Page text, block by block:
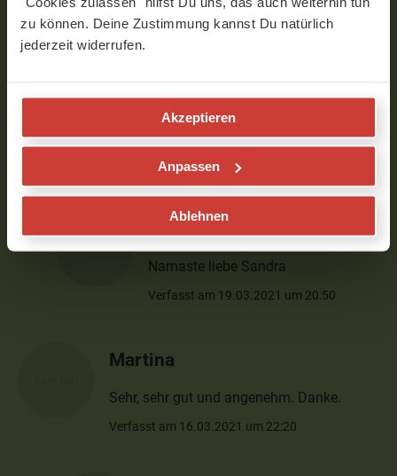
zu können. Deine Zustimmung kannst Du natürlich
jederzeit widerrufen.
Akzeptieren
Anpassen
Ablehnen
Liebe
Verfasst am 19.03.2021 um 20:50
Sandra
Wunderschön.........Namaste
Verfasst am 17.03.2021 um 09:27
Victoria
Namaste liebe Sandra
Verfasst am 19.03.2021 um 20:50
Martina
Sehr, sehr gut und angenehm. Danke.
Verfasst am 16.03.2021 um 22:20